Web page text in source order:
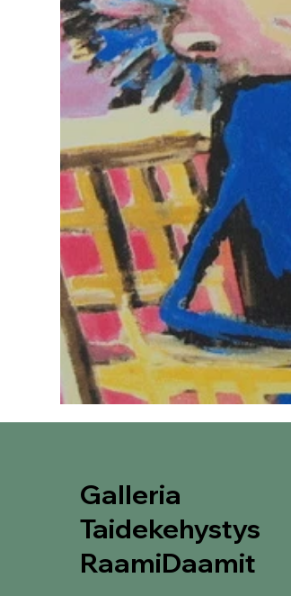
Galleria
Taidekehystys
RaamiDaamit